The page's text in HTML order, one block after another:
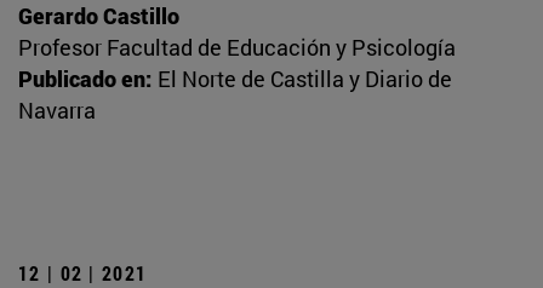
Gerardo Castillo
Profesor Facultad de Educación y Psicología
Publicado en: El Norte de Castilla y Diario de
Navarra
12 | 02 | 2021